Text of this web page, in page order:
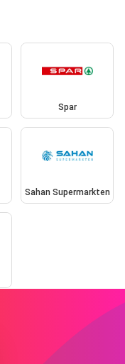
Spar
Sahan Supermarkten